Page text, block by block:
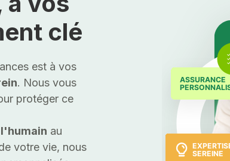
clé
est à vos
. Nous vous
protéger ce
l'humain au
votre vie, nous